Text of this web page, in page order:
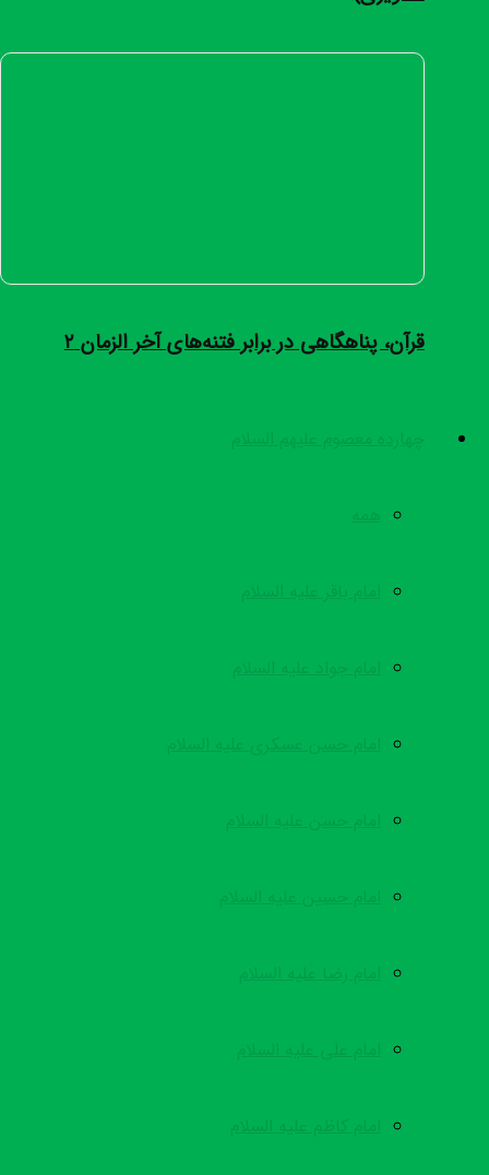
قرآن، پناهگاهی در برابر فتنه‌های آخر الزمان ۲
چهارده معصوم علیهم السلام
همه
امام باقر علیه السلام
امام جواد علیه السلام
امام حسن عسکری علیه السلام
امام حسن علیه السلام
امام حسین علیه السلام
امام رضا علیه السلام
امام علی علیه السلام
امام کاظم علیه السلام